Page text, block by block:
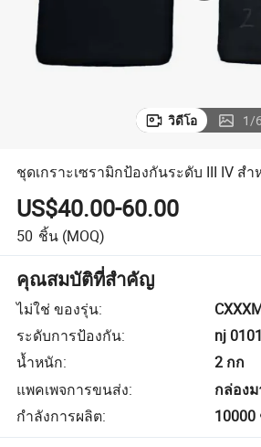
วิดีโอ 1/6
ชุดเกราะเซรามิกป้องกันระดับ III IV ส
US$40.00-60.00
50 ชิ้น (MOQ)
คุณสมบัติที่สำคัญ
ไม่ใช่ ของรุ่น:
ระดับการป้องกัน:
nj
น้ำหนัก:
2 กก
แพคเพจการขนส่ง:
กล่อง
กำลังการผลิต: